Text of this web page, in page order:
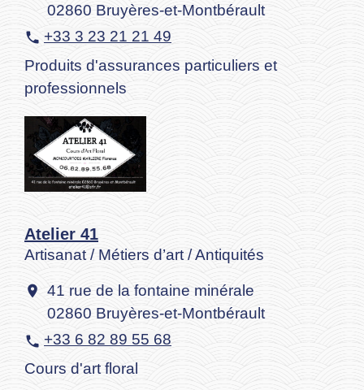
02860 Bruyères-et-Montbérault
phone +33 3 23 21 21 49
Produits d'assurances particuliers et
professionnels
Atelier 41
Artisanat / Métiers d’art / Antiquités
location_on 41 rue de la fontaine minérale
02860 Bruyères-et-Montbérault
phone +33 6 82 89 55 68
Cours d'art floral